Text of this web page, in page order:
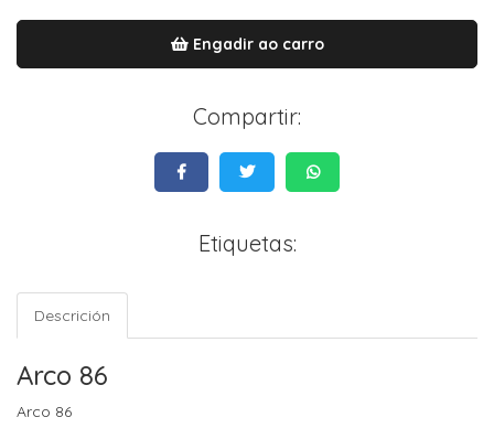
Engadir ao carro
Compartir:
Etiquetas:
Descrición
Arco 86
Arco 86